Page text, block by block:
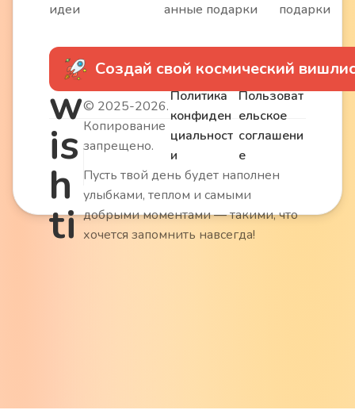
идеи
анные подарки
подарки
Создай свой космический
w
is
h
ti
© 2025-2026.
Копирование
запрещено.
Политика
конфиден
циальност
и
Пользоват
ельское
соглашени
е
Пусть твой день будет наполнен
улыбками, теплом и самыми
добрыми моментами — такими, что
хочется запомнить навсегда!